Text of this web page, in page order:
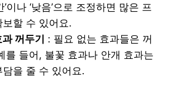
’이나 ‘낮음’으로 조정하면 많은 프
보할 수 있어요.
꺼두기 : 필요 없는 효과들은 꺼
를 들어, 불꽃 효과나 안개 효과는
담을 줄 수 있어요.